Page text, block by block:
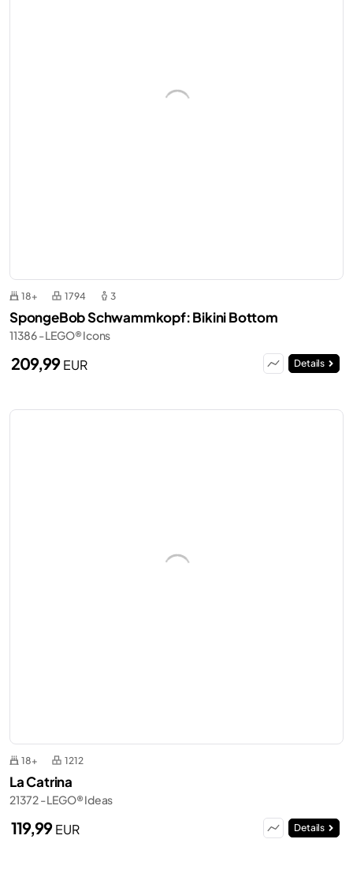
18+ 1794 3
SpongeBob Schwammkopf: Bikini Bottom
11386 - LEGO® Icons
209,99EUR Details
18+ 1212
La Catrina
21372 - LEGO® Ideas
119,99EUR Details